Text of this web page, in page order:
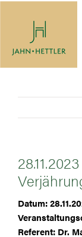
Datum:
Referent: Dr.